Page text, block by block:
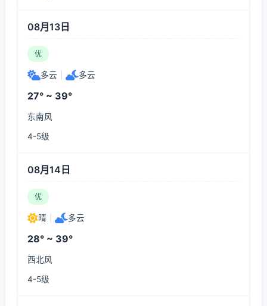
08月13日
优
多云 多云
27° ~ 39°
东南风
4-5级
08月14日
优
晴 多云
28° ~ 39°
西北风
4-5级